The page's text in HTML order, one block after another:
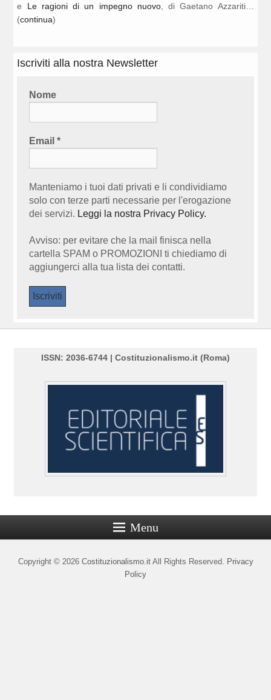
e Le ragioni di un impegno nuovo, di Gaetano Azzariti…
(continua)
Iscriviti alla nostra Newsletter
Nome
Email*
Manteniamo i tuoi dati privati e li condividiamo
solo con terze parti necessarie per l'erogazione
dei servizi. Leggi la nostra Privacy Policy.
Avviso: per evitare che la mail finisca nella
cartella SPAM o PROMOZIONI ti chiediamo di
aggiungerci alla tua lista dei contatti.
ISSN: 2036-6744 | Costituzionalismo.it (Roma)
Menu
Copyright © 2026 Costituzionalismo.itAll Rights Reserved. Privacy
Policy